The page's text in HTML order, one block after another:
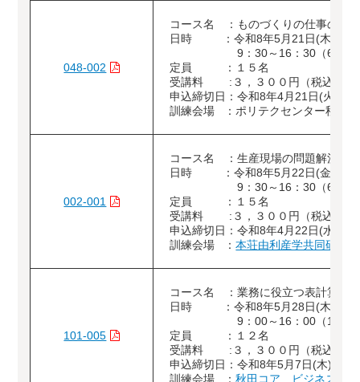
048-002
コース名 ：ものづくりの仕事のし
日時 ：令和8年5月21日(木)
9：30～16：30（6時間
定員 ：１５名
受講料 :３，３００円（税込）
申込締切日：令和8年4月21日(火)
訓練会場 ：ポリテクセンター秋田
002-001
コース名 ：生産現場の問題解決
日時 ：令和8年5月22日(金)
9：30～16：30（6時間
定員 ：１５名
受講料 :３，３００円（税込）
申込締切日：令和8年4月22日(水)
訓練会場 ：本荘由利産学共同研究
101-005
コース名 ：業務に役立つ表計算ソ
日時 ：令和8年5月28日(木)・29
9：00～16：00（12時間
定員 ：１２名
受講料 :３，３００円（税込）
申込締切日：令和8年5月7日(木)
訓練会場 ：秋田コア ビジネスカ